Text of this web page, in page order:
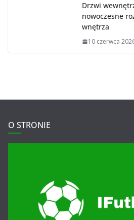
Drzwi
nowoczesne
wnętrza
10 czerwca
O STRONIE